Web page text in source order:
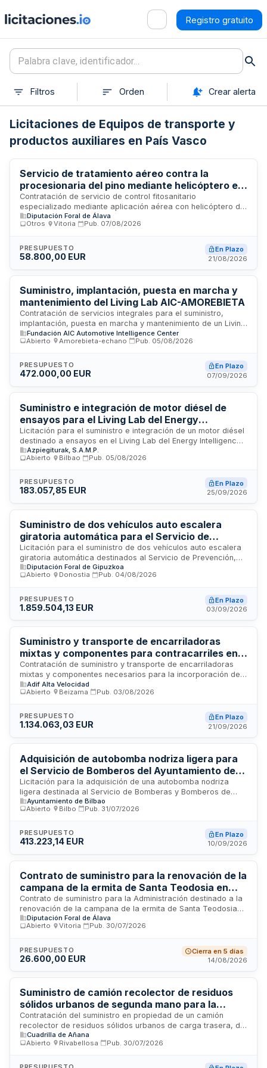
Registro gratuito
Filtros Orden Crear alerta
Licitaciones de Equipos de transporte y
productos auxiliares en País Vasco
Servicio de tratamiento aéreo contra la
procesionaria del pino mediante helicóptero en
la campaña 2026
Contratación de servicio de control fitosanitario
especializado mediante aplicación aérea con helicóptero de
turbina contra la procesionaria del pino. El tratamiento se
ejecutará durante la campaña 2026 utilizando productos
Thaumetopoea pityocampa en zonas forestales. Se trata de
un procedimiento de licitación abierta simplificada para
aéreos de plagas forestales.
Diputación Foral de Álava
Otros
Vitoria Pub. 07/08/2026
PRESUPUESTO
58.800,00 EUR
En Plazo
21/08/2026
Suministro, implantación, puesta en marcha y
mantenimiento del Living Lab AIC-AMOREBIETA
Contratación de servicios integrales para el suministro,
implantación, puesta en marcha y mantenimiento de un Living
Lab ubicado en Amorebieta. El contrato incluye todas las
fases necesarias para la operatividad del laboratorio
infraestructuras hasta el mantenimiento continuo del sistema.
La licitación se rige por normativa de contratación del sector
efectos y extinción, aunque sujeto a obligaciones en materia
medioambiental, social y laboral.
Fundación AIC Automotive Intelligence Center
Abierto
Amorebieta-echano Pub. 05/08/2026
PRESUPUESTO
472.000,00 EUR
En Plazo
07/09/2026
Suministro e integración de motor diésel de
ensayos para el Living Lab del Energy
Intelligence Center
Licitación para el suministro e integración de un motor diésel
destinado a ensayos en el Living Lab del Energy Intelligence
Center. El contrato incluye la entrega, instalación e
integración completa del equipo conforme a las
corre a cargo de AZPIEGITURAK, S.A.M.P., y el objeto se rige
por normas de derecho privado con aplicación de la Ley de
Azpiegiturak, S.A.M.P.
Abierto
Bilbao Pub. 05/08/2026
PRESUPUESTO
183.057,85 EUR
En Plazo
25/09/2026
Suministro de dos vehículos auto escalera
giratoria automática para el Servicio de
Prevención, Extinción de Incendios y
Salvamento
Licitación para el suministro de dos vehículos auto escalera
giratoria automática destinados al Servicio de Prevención,
Extinción de Incendios y Salvamento. El contrato requiere que
las empresas licitadoras acrediten solvencia económica con
setecientos cincuenta mil euros en el año de mayor volumen
durante los últimos tres años, así como solvencia técnica
similar naturaleza realizados en ese período, con un importe
anual acumulado mínimo de un millón trescientos mil euros.
Diputación Foral de Gipuzkoa
Abierto
Donostia Pub. 04/08/2026
PRESUPUESTO
1.859.504,13 EUR
En Plazo
03/09/2026
Suministro y transporte de encarriladoras
mixtas y componentes para contracarriles en
tramos metálicos de vía estándar entre
Astigarraga e Irún
Contratación de suministro y transporte de encarriladoras
mixtas y componentes necesarios para la incorporación de
contracarriles en tramos metálicos de la implantación del
ancho estándar de vía entre Astigarraga e Irún. El contrato
componentes de reposición, transporte, carga, descarga,
asesoramiento en colocación en vía y validación de
especificaciones técnicas de interoperabilidad y ser
entregados en puntos de acopio o localización designada
por el responsable del contrato.
Adif Alta Velocidad
Abierto
Beizama Pub. 03/08/2026
PRESUPUESTO
1.134.063,03 EUR
En Plazo
21/09/2026
Adquisición de autobomba nodriza ligera para
el Servicio de Bomberos del Ayuntamiento de
Bilbao con enajenación de vehículo usado
Licitación para la adquisición de una autobomba nodriza
ligera destinada al Servicio de Bomberas y Bomberos de
Bilbao, con especificaciones técnicas conforme a normativa
europea y nacional sobre vehículos contra incendios. El
vehículo autobomba nodriza equivalente con más de
veinticinco años de antigüedad. El vehículo deberá cumplir
normativa Euro VI de emisiones, así como disposiciones
sobre seguridad laboral y equipamiento especializado para
operaciones de bomberos.
Ayuntamiento de Bilbao
Abierto
Bilbo Pub. 31/07/2026
PRESUPUESTO
413.223,14 EUR
En Plazo
10/09/2026
Contrato de suministro para la renovación de la
campana de la ermita de Santa Teodosia en
San Vicente de Arana
Contrato de suministro para la Administración destinado a la
renovación de la campana de la ermita de Santa Teodosia
ubicada en San Vicente de Arana. El objeto del contrato se
regula conforme a las cláusulas administrativas particulares
técnicas especificadas. El suministro incluye todos los
gastos directos e indirectos necesarios para la ejecución
y licencias aplicables según la normativa vigente.
Diputación Foral de Álava
Abierto
Vitoria Pub. 30/07/2026
PRESUPUESTO
26.600,00 EUR
Cierra en 5 días
14/08/2026
Suministro de camión recolector de residuos
sólidos urbanos de segunda mano para la
Cuadrilla de Añana
Contratación del suministro en propiedad de un camión
recolector de residuos sólidos urbanos de carga trasera, de
segunda mano, con capacidad entre 8 y 10 metros cúbicos
para la Cuadrilla de Añana. El vehículo se destinará al Parque
mantenimiento del servicio de recogida de residuos en los
Cuadrilla de Añana
Abierto
Rivabellosa Pub. 30/07/2026